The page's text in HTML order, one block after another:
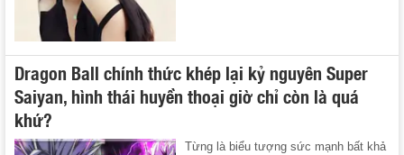
Dragon Ball chính thức khép lại kỷ nguyên Super
Saiyan, hình thái huyền thoại giờ chỉ còn là quá
khứ?
Từng là biểu tượng sức mạnh bất khả